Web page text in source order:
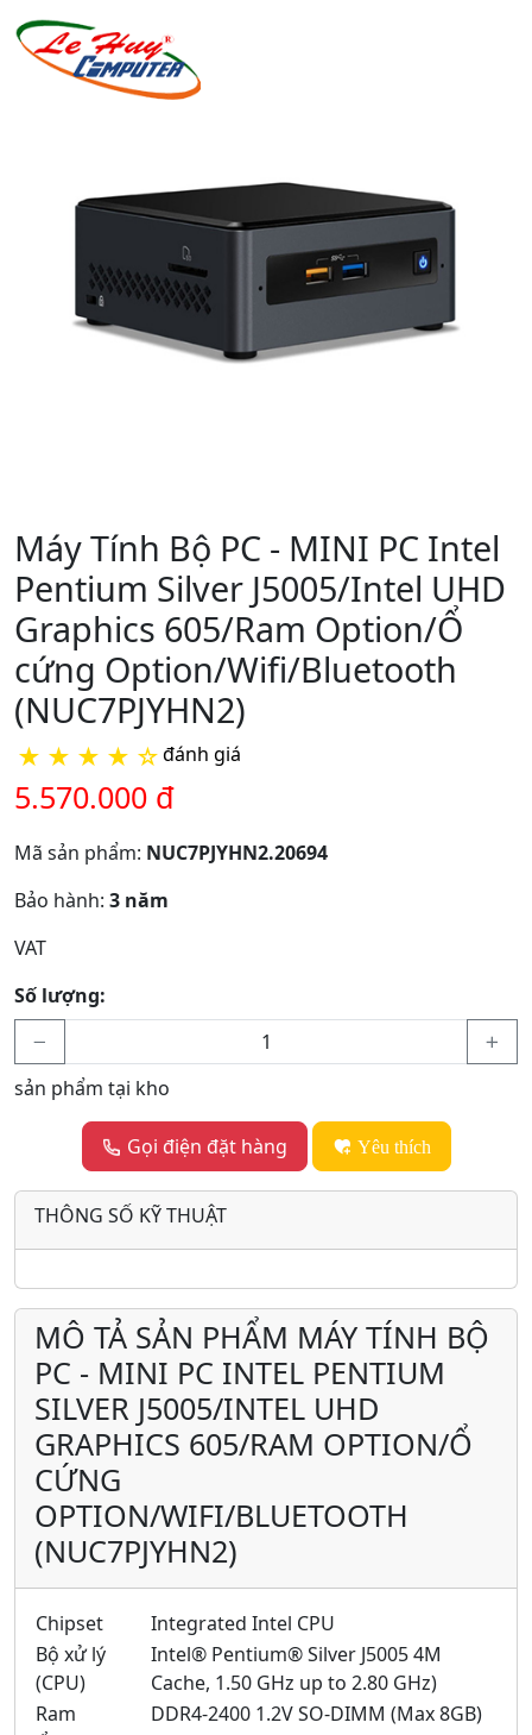
Máy Tính Bộ PC - MINI PC Intel
Pentium Silver J5005/Intel UHD
Graphics 605/Ram Option/Ổ
cứng Option/Wifi/Bluetooth
(NUC7PJYHN2)
★ ★ ★ ★ ☆đánh giá
5.570.000 đ
Mã sản phẩm: NUC7PJYHN2.20694
Bảo hành: 3 năm
VAT
Số lượng:
sản phẩm tại kho
Gọi điện đặt hàng Yêu thích
THÔNG SỐ KỸ THUẬT
MÔ TẢ SẢN PHẨM MÁY TÍNH BỘ
PC - MINI PC INTEL PENTIUM
SILVER J5005/INTEL UHD
GRAPHICS 605/RAM OPTION/Ổ
CỨNG
OPTION/WIFI/BLUETOOTH
(NUC7PJYHN2)
Chipset
Integrated Intel CPU
Bộ xử lý
(CPU)
Intel® Pentium® Silver J5005 4M
Cache, 1.50 GHz up to 2.80 GHz)
Ram
DDR4-2400 1.2V SO-DIMM (Max 8GB)